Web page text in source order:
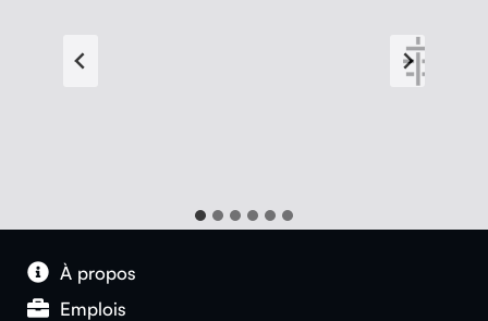
À pro­pos
Emplois